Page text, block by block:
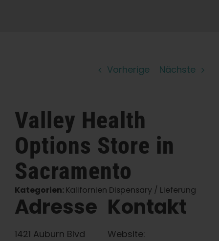
Deutsch
Suche
nach:
Vorherige Nächste
Valley Health
Options Store in
Sacramento
Kategorien:Kalifornien Dispensary / Lieferung
Adresse
1421 Auburn Blvd
Kontakt
Website: